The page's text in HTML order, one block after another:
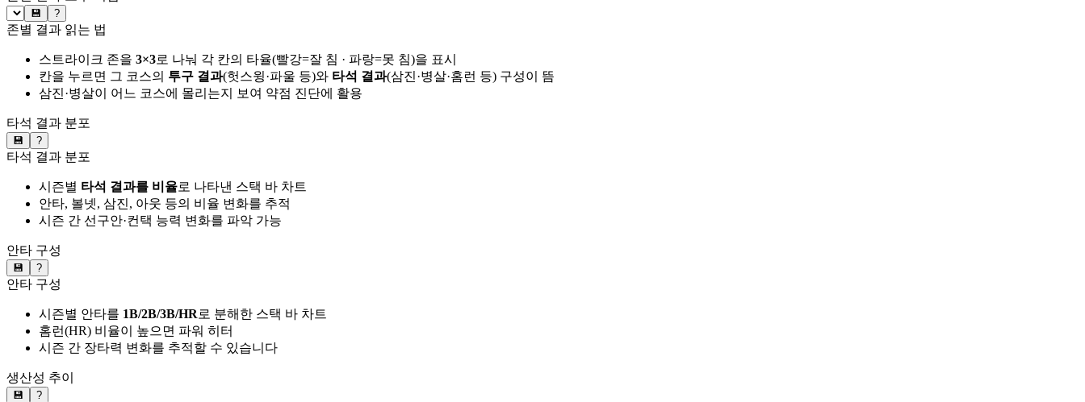
💾 ?
존별 결과 읽는 법
스트라이크 존을 3×3로 나눠 각 칸의 타율(빨강=잘 침 · 파랑=못 침)을 표시
칸을 누르면 그 코스의 투구 결과(헛스윙·파울 등)와 타석 결과(삼진·병살·홈런 등) 구성이 뜸
삼진·병살이 어느 코스에 몰리는지 보여 약점 진단에 활용
타석 결과 분포
💾 ?
타석 결과 분포
시즌별 타석 결과를 비율로 나타낸 스택 바 차트
안타, 볼넷, 삼진, 아웃 등의 비율 변화를 추적
시즌 간 선구안·컨택 능력 변화를 파악 가능
안타 구성
💾 ?
안타 구성
시즌별 안타를 1B/2B/3B/HR로 분해한 스택 바 차트
홈런(HR) 비율이 높으면 파워 히터
시즌 간 장타력 변화를 추적할 수 있습니다
생산성 추이
💾 ?